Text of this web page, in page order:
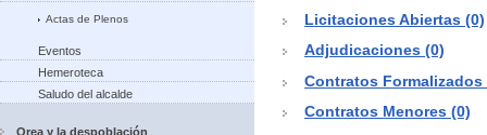
Actas de Plenos
Eventos
Hemeroteca
Saludo del alcalde
Orea y la despoblación
Licitaciones Abiertas (0)
Adjudicaciones (0)
Contratos Formalizados
Contratos Menores (0)